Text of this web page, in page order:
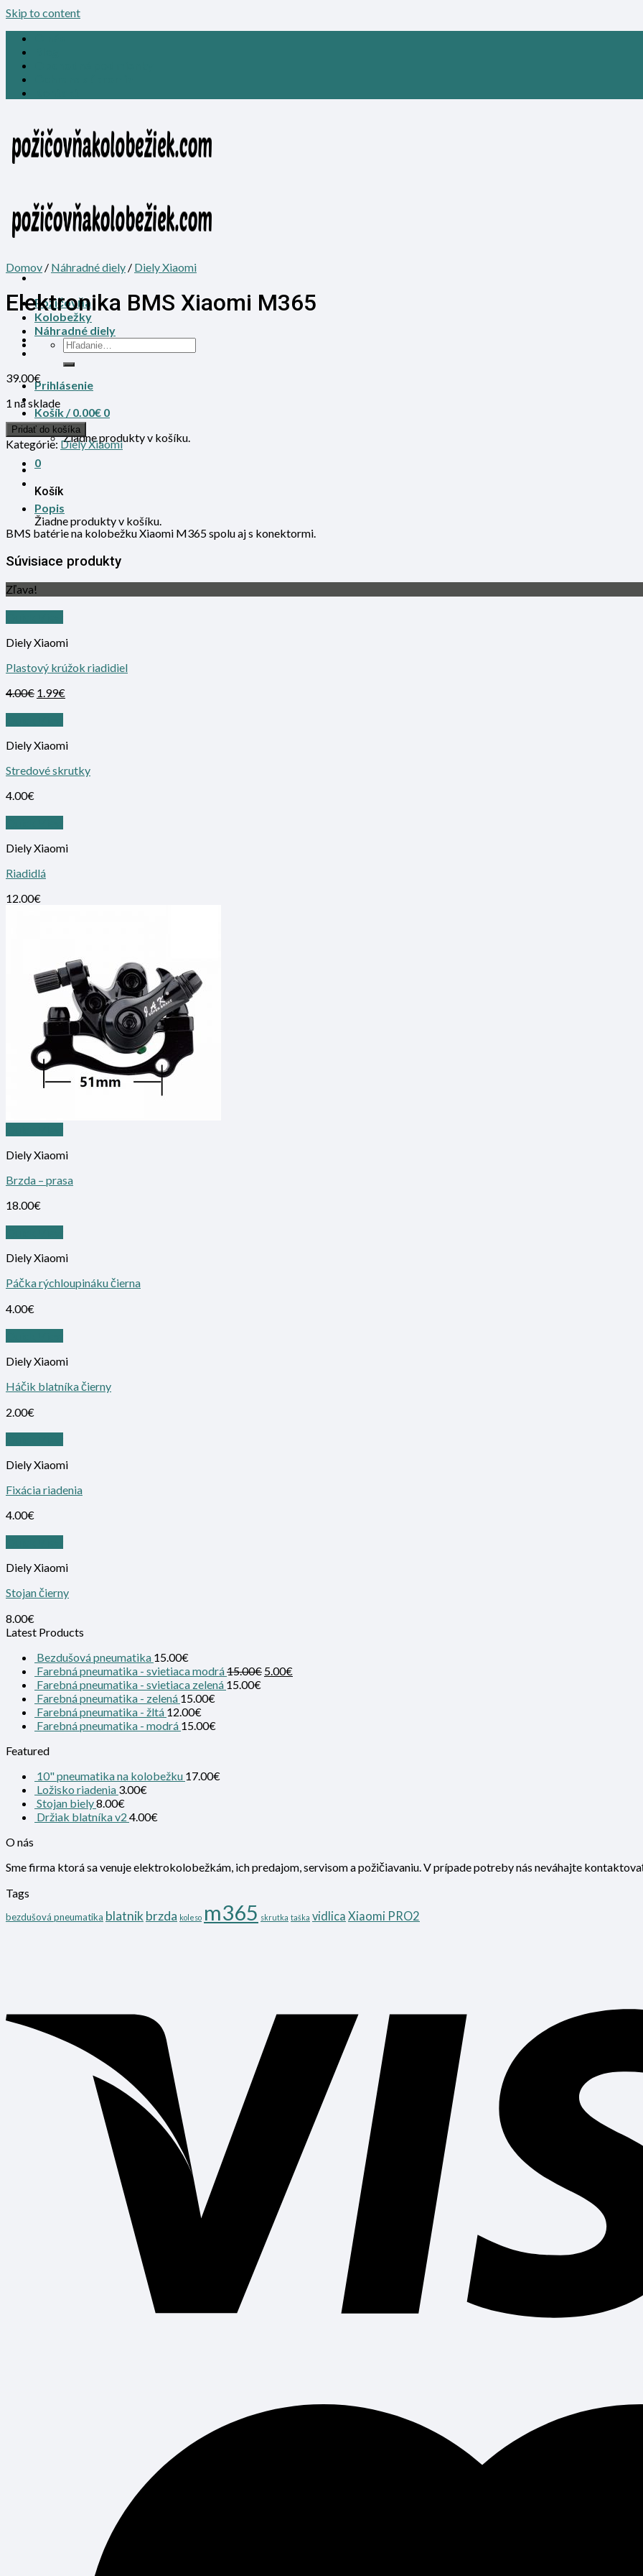
Skip to content
Požičovňa
Kolobežky
Náhradné diely
Prihlásenie
Košík /0.00€ 0
Žiadne produkty v košíku.
0
Košík
Žiadne produkty v košíku.
Domov / Náhradné diely / Diely Xiaomi
Elektronika BMS Xiaomi M365
39.00€
1 na sklade
Pridať do košíka
Kategórie: Diely Xiaomi
Popis
BMS batérie na kolobežku Xiaomi M365 spolu aj s konektormi.
Súvisiace produkty
Zľava!
Diely Xiaomi
Plastový krúžok riadidiel
4.00€ 1.99€
Diely Xiaomi
Stredové skrutky
4.00€
Diely Xiaomi
Riadidlá
12.00€
Diely Xiaomi
Brzda – prasa
18.00€
Diely Xiaomi
Páčka rýchloupináku čierna
4.00€
Diely Xiaomi
Háčik blatníka čierny
2.00€
Diely Xiaomi
Fixácia riadenia
4.00€
Diely Xiaomi
Stojan čierny
8.00€
Latest Products
Bezdušová pneumatika 15.00€
Farebná pneumatika - svietiaca modrá15.00€ 5.00€
Farebná pneumatika - svietiaca zelená 15.00€
Farebná pneumatika - zelená 15.00€
Farebná pneumatika - žltá 12.00€
Farebná pneumatika - modrá 15.00€
Featured
10" pneumatika na kolobežku 17.00€
Ložisko riadenia 3.00€
Stojan biely8.00€
Držiak blatníka v2 4.00€
O nás
Sme firma ktorá sa venuje elektrokolobežkám, ich predajom, servisom a požičiavaniu. V prípade potreby nás neváhajte
Tags
bezdušová pneumatika blatnikbrzda koleso m365 skrutka taška vidlica Xiaomi PRO2